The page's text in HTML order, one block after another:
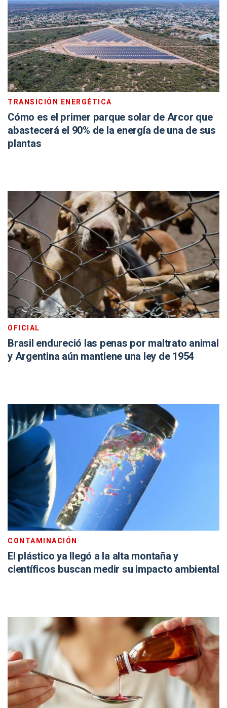
TRANSICIÓN ENERGÉTICA
Cómo es el primer parque solar de Arcor que
abastecerá el 90% de la energía de una de sus
plantas
OFICIAL
Brasil endureció las penas por maltrato animal
y Argentina aún mantiene una ley de 1954
CONTAMINACIÓN
El plástico ya llegó a la alta montaña y
científicos buscan medir su impacto ambiental